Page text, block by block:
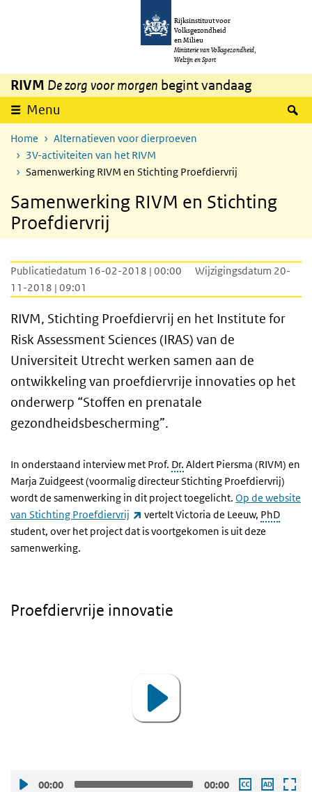
Overslaan en naar de inhoud gaan
Rijksinstituut voor
Volksgezondheid
en Milieu
Ministerie van Volksgezondheid,
Welzijn en Sport
RIVM De zorg voor morgen begint vandaag
Menu
Home
Alternatieven voor dierproeven
3V-activiteiten van het RIVM
Samenwerking RIVM en Stichting Proefdiervrij
Samenwerking RIVM en Stichting
Proefdiervrij
Publicatiedatum 16-02-2018 | 00:00
Wijzigingsdatum 20-
11-2018 | 09:01
RIVM, Stichting Proefdiervrij en het Institute for
Risk Assessment Sciences (IRAS) van de
Universiteit Utrecht werken samen aan de
ontwikkeling van proefdiervrije innovaties op het
onderwerp “Stoffen en prenatale
gezondheidsbescherming”.
In onderstaand interview met Prof. Dr. Aldert Piersma (RIVM) en
Marja Zuidgeest (voormalig directeur Stichting Proefdiervrij)
wordt de samenwerking in dit project toegelicht. Op de website
van Stichting Proefdiervrij
(externe link)
vertelt Victoria de Leeuw, PhD
student, over het project dat is voortgekomen is uit deze
samenwerking.
Proefdiervrije innovatie
00:00 00:00